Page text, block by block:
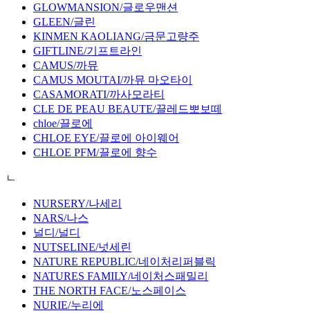
GLOWMANSION/글로우맨션
GLEEN/글린
KINMEN KAOLIANG/금문고량주
GIFTLINE/기프트라인
CAMUS/까뮤
CAMUS MOUTAI/까뮤 마오타이
CASAMORATI/까사모라티
CLE DE PEAU BEAUTE/끌레드뽀보떼
chloe/끌로에
CHLOE EYE/끌로에 아이웨어
CHLOE PFM/끌로에 향수
ㄴ
NURSERY/나세리
NARS/나스
널디/널디
NUTSELINE/넛세린
NATURE REPUBLIC/네이처리퍼블릭
NATURES FAMILY/네이처스패밀리
THE NORTH FACE/노스페이스
NURIE/누리에